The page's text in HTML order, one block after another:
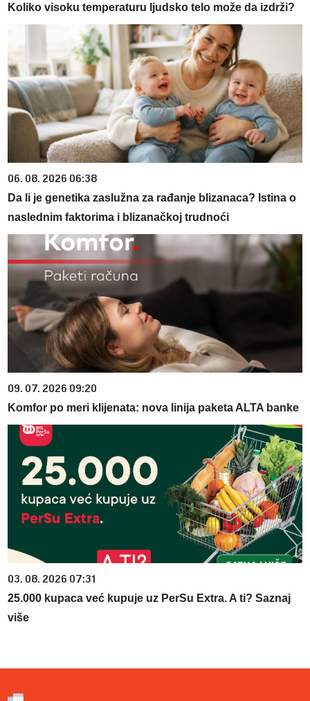
Koliko visoku temperaturu ljudsko telo može da izdrži?
06. 08. 2026 06:38
Da li je genetika zaslužna za rađanje blizanaca? Istina o
naslednim faktorima i blizanačkoj trudnoći
09. 07. 2026 09:20
Komfor po meri klijenata: nova linija paketa ALTA banke
03. 08. 2026 07:31
25.000 kupaca već kupuje uz PerSu Extra. A ti? Saznaj
više